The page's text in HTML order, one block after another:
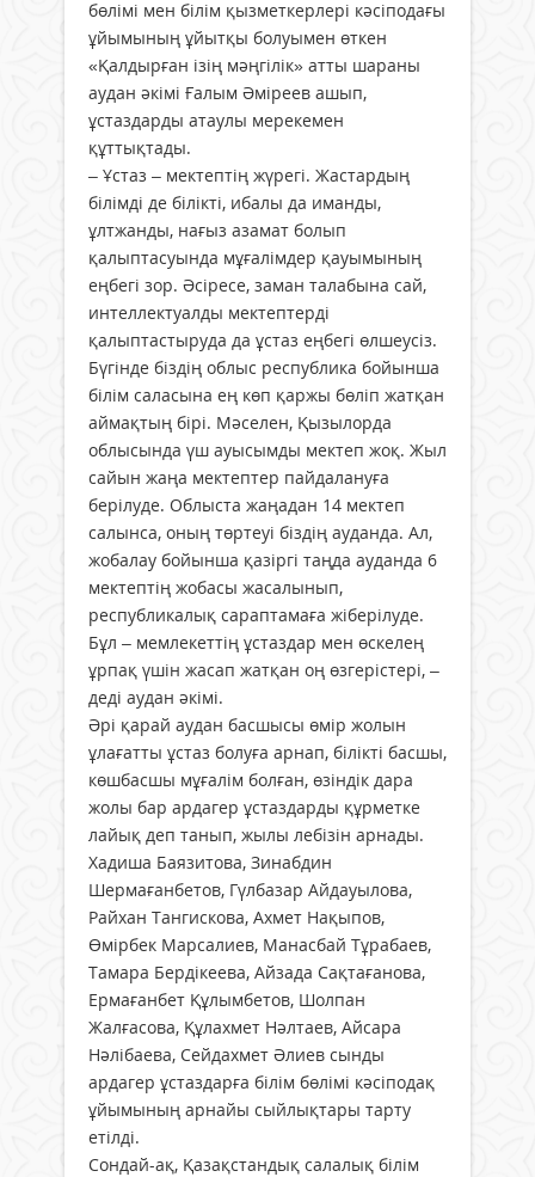
бөлімі мен білім қызметкерлері кәсіподағы
ұйымының ұйытқы болуымен өткен
«Қалдырған ізің мәңгілік» атты шараны
аудан әкімі Ғалым Әміреев ашып,
ұстаздарды атаулы мерекемен
құттықтады.
– Ұстаз – мектептің жүрегі. Жастардың
білімді де білікті, ибалы да иманды,
ұлтжанды, нағыз азамат болып
қалыптасуында мұғалімдер қауымының
еңбегі зор. Әсіресе, заман талабына сай,
интеллектуалды мектептерді
қалыптастыруда да ұстаз еңбегі өлшеусіз.
Бүгінде біздің облыс республика бойынша
білім саласына ең көп қаржы бөліп жатқан
аймақтың бірі. Мәселен, Қызылорда
облысында үш ауысымды мектеп жоқ. Жыл
сайын жаңа мектептер пайдалануға
берілуде. Облыста жаңадан 14 мектеп
салынса, оның төртеуі біздің ауданда. Ал,
жобалау бойынша қазіргі таңда ауданда 6
мектептің жобасы жасалынып,
республикалық сараптамаға жіберілуде.
Бұл – мемлекеттің ұстаздар мен өскелең
ұрпақ үшін жасап жатқан оң өзгерістері, –
деді аудан әкімі.
Әрі қарай аудан басшысы өмір жолын
ұлағатты ұстаз болуға арнап, білікті басшы,
көшбасшы мұғалім болған, өзіндік дара
жолы бар ардагер ұстаздарды құрметке
лайық деп танып, жылы лебізін арнады.
Хадиша Баязитова, Зинабдин
Шермағанбетов, Гүлбазар Айдауылова,
Райхан Тангискова, Ахмет Нақыпов,
Өмірбек Марсалиев, Манасбай Тұрабаев,
Тамара Бердікеева, Айзада Сақтағанова,
Ермағанбет Құлымбетов, Шолпан
Жалғасова, Құлахмет Нәлтаев, Айсара
Нәлібаева, Сейдахмет Әлиев сынды
ардагер ұстаздарға білім бөлімі кәсіподақ
ұйымының арнайы сыйлықтары тарту
етілді.
Сондай-ақ, Қазақстандық салалық білім